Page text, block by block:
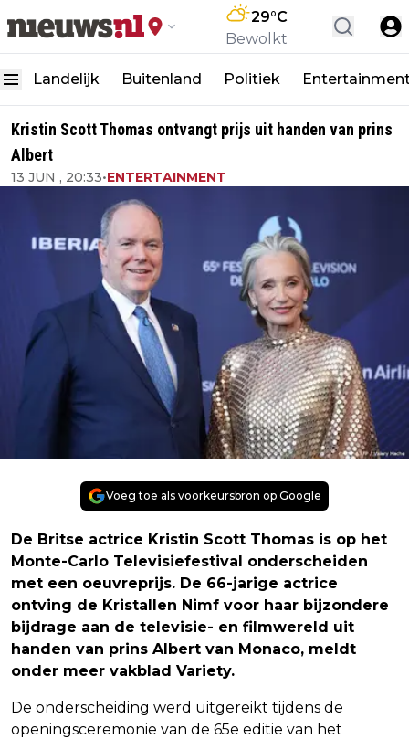
29°C
Bewolkt
Landelijk Buitenland Politiek
Kristin Scott Thomas ontvangt prijs uit handen van prins
Albert
13 JUN , 20:33•ENTERTAINMENT
Voeg toe als voorkeursbron op Google
De Britse actrice Kristin Scott Thomas is op het
Monte-Carlo Televisiefestival onderscheiden
met een oeuvreprijs. De 66-jarige actrice
ontving de Kristallen Nimf voor haar bijzondere
bijdrage aan de televisie- en filmwereld uit
handen van prins Albert van Monaco, meldt
onder meer vakblad Variety.
De onderscheiding werd uitgereikt tijdens de
openingsceremonie van de 65e editie van het